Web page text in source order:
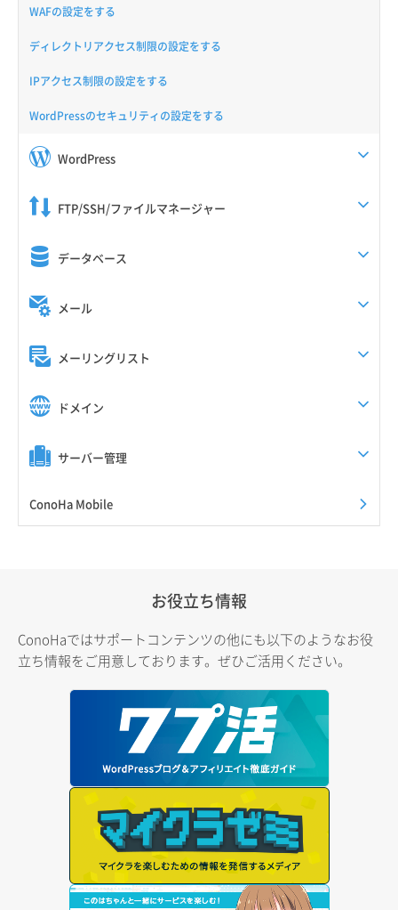
WAFの設定をする
ディレクトリアクセス制限の設定をする
IPアクセス制限の設定をする
WordPressのセキュリティの設定をする
WordPress
FTP/SSH/ファイルマネージャー
データベース
メール
メーリングリスト
ドメイン
サーバー管理
ConoHa Mobile
お役立ち情報
ConoHaではサポートコンテンツの他にも以下のようなお役
立ち情報をご用意しております。ぜひご活用ください。